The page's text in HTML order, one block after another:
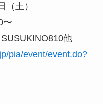
（土）
〜
他
pia/event/event.do?